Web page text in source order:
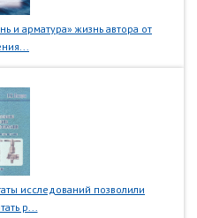
и арматура» жизнь автора от
исследований позволили
р...